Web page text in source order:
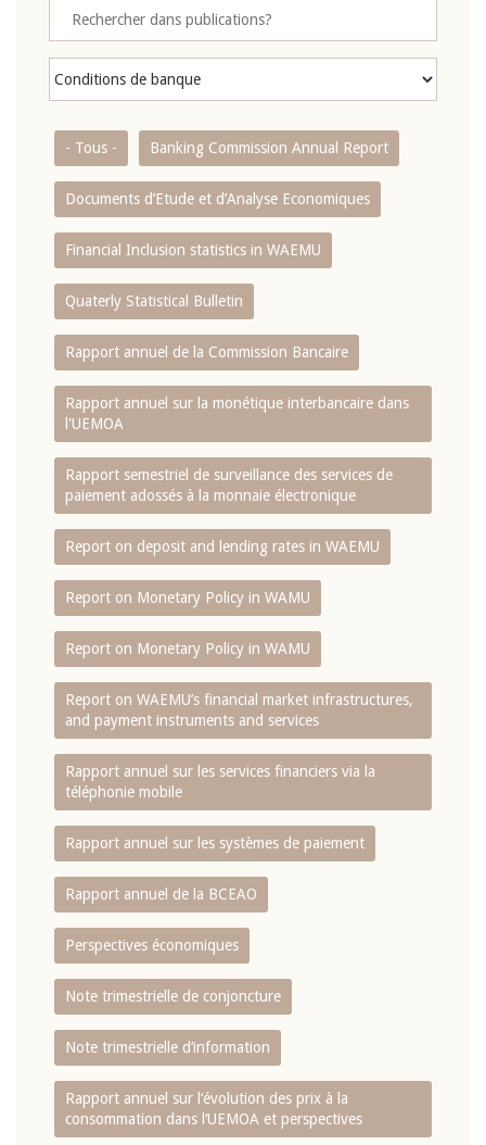
- Tous - Banking Commission Annual Report
Documents d’Etude et d’Analyse Economiques
Financial Inclusion statistics in WAEMU
Quaterly Statistical Bulletin
Rapport annuel de la Commission Bancaire
Rapport annuel sur la monétique interbancaire dans
l'UEMOA
Rapport semestriel de surveillance des services de
paiement adossés à la monnaie électronique
Report on deposit and lending rates in WAEMU
Report on Monetary Policy in WAMU
Report on Monetary Policy in WAMU
Report on WAEMU’s financial market infrastructures,
and payment instruments and services
Rapport annuel sur les services financiers via la
téléphonie mobile
Rapport annuel sur les systèmes de paiement
Rapport annuel de la BCEAO
Perspectives économiques
Note trimestrielle de conjoncture
Note trimestrielle d‘information
Rapport annuel sur l‘évolution des prix à la
consommation dans l‘UEMOA et perspectives